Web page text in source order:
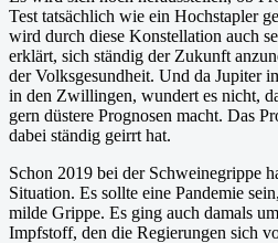
Test tatsächlich wie ein Hochstapler
wird durch diese Konstellation auch
erklärt, sich ständig der Zukunft
der Volksgesundheit. Und da Jupiter
in den Zwillingen, wundert es nicht,
gern düstere Prognosen macht. Das
dabei ständig geirrt hat.
Schon 2019 bei der Schweinegrippe
Situation. Es sollte eine Pandemie
milde Grippe. Es ging auch damals
Impfstoff, den die Regierungen sich